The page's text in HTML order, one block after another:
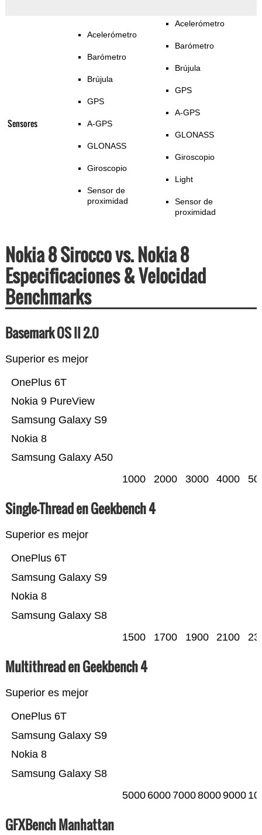
Sensores
Acelerómetro
Barómetro
Brújula
GPS
A-GPS
GLONASS
Giroscopio
Sensor de
proximidad
Acelerómetro
Barómetro
Brújula
GPS
A-GPS
GLONASS
Giroscopio
Light
Sensor de
proximidad
Nokia 8 Sirocco vs. Nokia 8
Especificaciones & Velocidad
Benchmarks
Basemark OS II 2.0
Superior es mejor
Samsung Galaxy A50
Nokia 8
Samsung Galaxy S9
Nokia 9 PureView
OnePlus 6T
1000 2000 3000 4000
Single-Thread en Geekbench 4
Superior es mejor
Samsung Galaxy S8
Nokia 8
Samsung Galaxy S9
OnePlus 6T
1500 1700 1900 2100
Multithread en Geekbench 4
Superior es mejor
Samsung Galaxy S8
Nokia 8
Samsung Galaxy S9
OnePlus 6T
5000 6000 700080009000
GFXBench Manhattan